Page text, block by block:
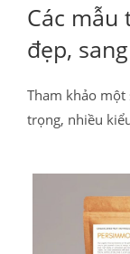
Các
đẹp,
Tham khảo một
trọng, nhiều